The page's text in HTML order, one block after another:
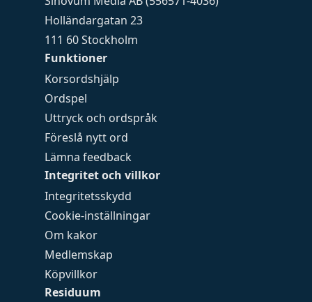
Funktioner
Korsordshjälp
Ordspel
Uttryck och ordspråk
Föreslå nytt ord
Lämna feedback
Integritet och villkor
Integritetsskydd
Cookie-inställningar
Om kakor
Medlemskap
Köpvillkor
Residuum
Holländargatan 23
111 60 Stockholm